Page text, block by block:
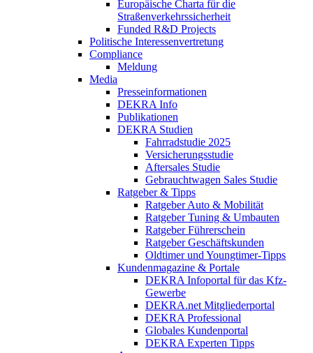
Europäische Charta für die
Straßenverkehrssicherheit
Funded R&D Projects
Politische Interessenvertretung
Compliance
Meldung
Media
Presseinformationen
DEKRA Info
Publikationen
DEKRA Studien
Fahrradstudie 2025
Versicherungsstudie
Aftersales Studie
Gebrauchtwagen Sales Studie
Ratgeber & Tipps
Ratgeber Auto & Mobilität
Ratgeber Tuning & Umbauten
Ratgeber Führerschein
Ratgeber Geschäftskunden
Oldtimer und Youngtimer-Tipps
Kundenmagazine & Portale
DEKRA Infoportal für das Kfz-
Gewerbe
DEKRA.net Mitgliederportal
DEKRA Professional
Globales Kundenportal
DEKRA Experten Tipps